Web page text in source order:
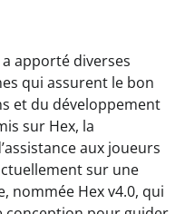
a apporté diverses
qui assurent le bon
et du développement
sur Hex, la
aux joueurs
sur une
nommée Hex v4.0, qui